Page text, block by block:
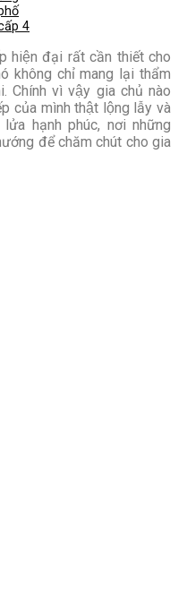
4
hiện đại rất cần thiết cho
không chỉ mang lại thẩm
Chính vì vậy gia chủ nào
của mình thật lộng lẫy và
hạnh phúc, nơi những
để chăm chút cho gia